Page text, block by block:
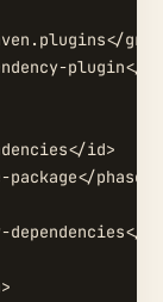
plugin</
id>
phase>
dependencies</